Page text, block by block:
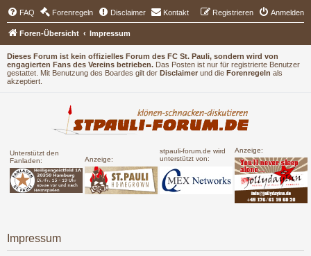
Dieses Forum ist kein offizielles Forum des FC St. Pauli, sondern wird von
engagierten Fans des Vereins betrieben. Das Posten ist nur für registrierte Benutzer
gestattet. Mit Benutzung des Boardes gilt der Disclaimer und die Forenregeln als
akzeptiert.
Unterstützt den
Fanladen:
Anzeige:
stpauli-forum.de wird
unterstützt von:
Anzeige:
FAQ Forenregeln Disclaimer Kontakt Anmelden
Registrieren
Foren-Übersicht Impressum
Impressum